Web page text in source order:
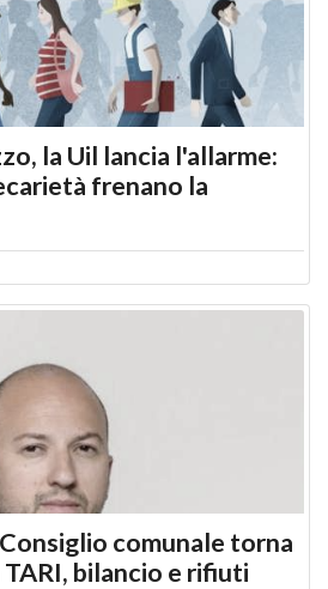
la Uil lancia l'allarme:
frenano la
comunale torna
TARI, bilancio e rifiuti